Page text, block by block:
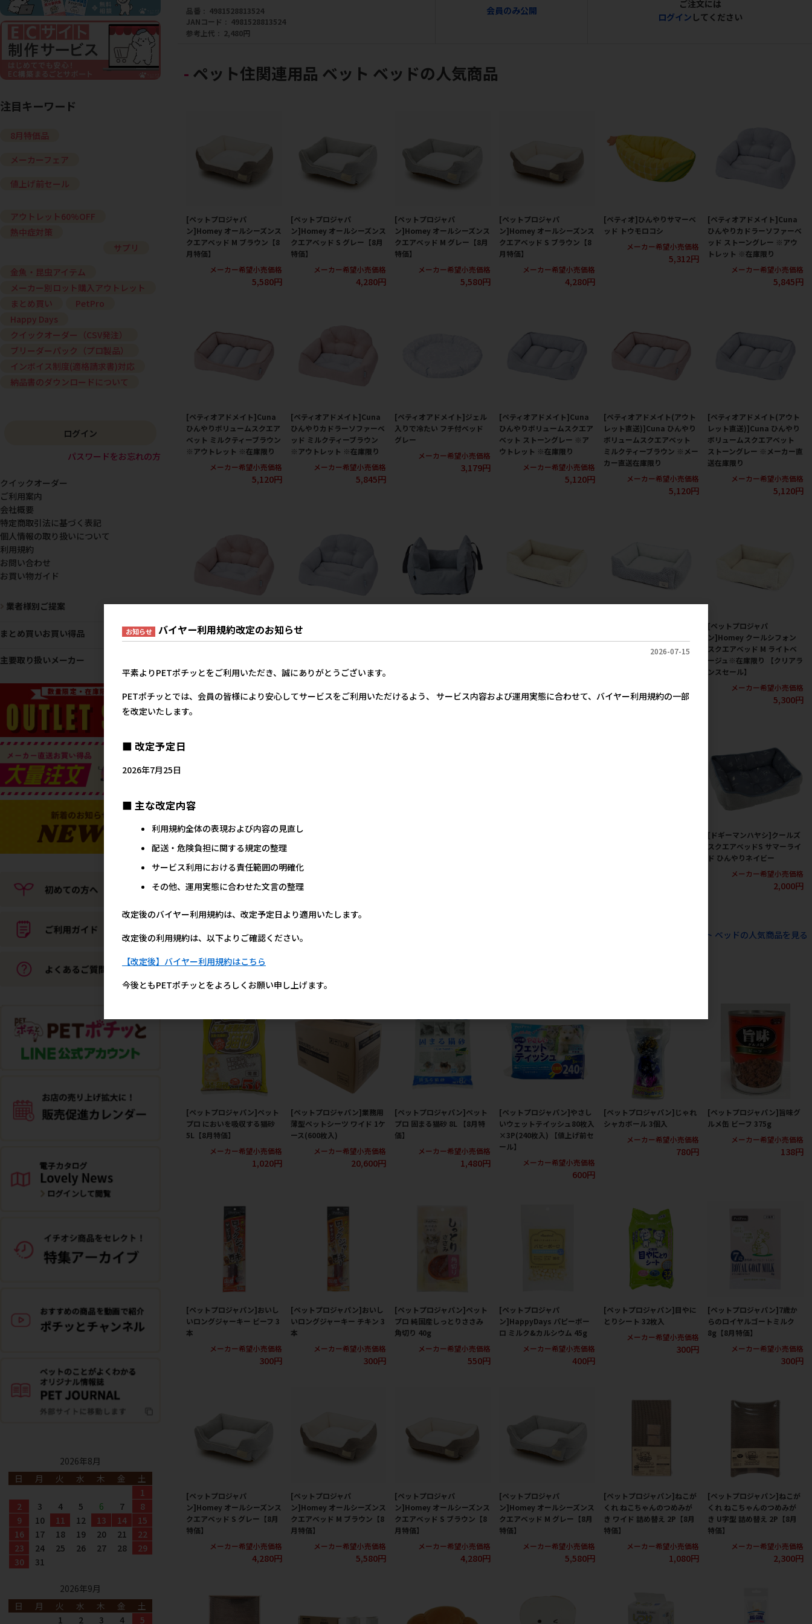
品番
4981528813524
JANコード
4981528813524
参考上代
2,480円
会員のみ公開
ご注文には
ログイン してください
ペット住関連用品 ベット ベッドの人気商品
[ペットプロジャパ
ン]Homey オールシーズンス
クエアベッド M ブラウン【8
月特価】
メーカー希望小売価格
5,580円
[ペットプロジャパ
ン]Homey オールシーズンス
クエアベッド S グレー【8月
特価】
メーカー希望小売価格
4,280円
[ペットプロジャパ
ン]Homey オールシーズンス
クエアベッド M グレー【8月
特価】
メーカー希望小売価格
5,580円
[ペットプロジャパ
ン]Homey オールシーズンス
クエアベッド S ブラウン【8
月特価】
メーカー希望小売価格
4,280円
[ペティオ]ひんやりサマーベ
ッド トウモロコシ
メーカー希望小売価格
5,312円
[ペティオアドメイト]Cuna
ひんやりカドラーソファーベ
ッド ストーングレー ※アウ
トレット ※在庫限り
メーカー希望小売価格
5,845円
[ペティオアドメイト]Cuna
ひんやりボリュームスクエア
ベット ミルクティーブラウン
※アウトレット ※在庫限り
メーカー希望小売価格
5,120円
[ペティオアドメイト]Cuna
ひんやりカドラーソファーベ
ッド ミルクティーブラウン
※アウトレット ※在庫限り
メーカー希望小売価格
5,845円
[ペティオアドメイト]ジェル
入りで冷たい フチ付ベッド
グレー
メーカー希望小売価格
3,179円
[ペティオアドメイト]Cuna
ひんやりボリュームスクエア
ベット ストーングレー ※ア
ウトレット ※在庫限り
メーカー希望小売価格
5,120円
[ペティオアドメイト(アウト
レット直送)]Cuna ひんやり
ボリュームスクエアベット
ミルクティーブラウン ※メー
カー直送在庫限り
メーカー希望小売価格
5,120円
[ペティオアドメイト(アウト
レット直送)]Cuna ひんやり
ボリュームスクエアベット
ストーングレー ※メーカー直
送在庫限り
メーカー希望小売価格
5,120円
[ペティオアドメイト(アウト
レット直送)]Cuna ひんやり
ー直送在庫限り
5,845円
[ペティオアドメイト(アウト
レット直送)]Cuna ひんやり
在庫限り
5,845円 4,000円
スクエアベッド M スモーキ
5,300円
[ペットプロジャパ
ン]Homey クールシフォン
スクエアベッド M ライトベ
ージュ※在庫限り 【クリアラ
ンスセール】
メーカー希望小売価格
5,300円
[ペットプロジャパ
ン]Homey おひるねスクエ
り 【クリアランスセール】
メーカー希望小売価格
[ペットプロジャパ
ブルー※在庫限り 【クリア
ランスセール】
[ドギーマンハヤシ]クールズ
スクエアベッドS サマーライ
ド ひんやりネイビー
メーカー希望小売価格
2,000円
すべてのペット住関連用品 ベット ベッドの人気商品を見る
ペットプロジャパンの人気商品
[ペットプロジャパン]ペット
プロ においを吸収する猫砂
5L【8月特価】
メーカー希望小売価格
1,020円
[ペットプロジャパン]業務用
薄型ペットシーツ ワイド 1ケ
ース(600枚入)
メーカー希望小売価格
20,600円
[ペットプロジャパン]ペット
プロ 固まる猫砂 8L 【8月特
価】
メーカー希望小売価格
1,480円
[ペットプロジャパン]やさし
いウェットテイッシュ80枚入
×3P(240枚入) 【値上げ前セ
ール】
メーカー希望小売価格
600円
[ペットプロジャパン]じゃれ
シャカボール 3個入
メーカー希望小売価格
780円
[ペットプロジャパン]旨味グ
ルメ缶 ビーフ 375g
メーカー希望小売価格
138円
[ペットプロジャパン]おいし
いロングジャーキー ビーフ 3
本
メーカー希望小売価格
300円
[ペットプロジャパン]おいし
いロングジャーキー チキン 3
本
メーカー希望小売価格
300円
[ペットプロジャパン]ペット
プロ 純国産しっとりささみ
角切り 40g
メーカー希望小売価格
550円
[ペットプロジャパ
ン]HappyDays パピーボー
ロ ミルク&カルシウム 45g
メーカー希望小売価格
400円
[ペットプロジャパン]目やに
とりシート 32枚入
メーカー希望小売価格
300円
[ペットプロジャパン]7歳か
らのロイヤルゴートミルク
8g【8月特価】
メーカー希望小売価格
300円
[ペットプロジャパ
ン]Homey オールシーズンス
クエアベッド S グレー【8月
特価】
メーカー希望小売価格
4,280円
[ペットプロジャパ
ン]Homey オールシーズンス
クエアベッド M ブラウン【8
月特価】
メーカー希望小売価格
5,580円
[ペットプロジャパ
ン]Homey オールシーズンス
クエアベッド S ブラウン【8
月特価】
メーカー希望小売価格
4,280円
[ペットプロジャパ
ン]Homey オールシーズンス
クエアベッド M グレー【8月
特価】
メーカー希望小売価格
5,580円
[ペットプロジャパン]ねこが
くれ ねこちゃんのつめみが
き ワイド 詰め替え 2P【8月
特価】
メーカー希望小売価格
1,080円
[ペットプロジャパン]ねこが
くれ ねこちゃんのつめみが
き U字型 詰め替え 2P【8月
特価】
メーカー希望小売価格
2,300円
注目キーワード
8月特価品
メーカーフェア
値上げ前セール
アウトレット60%OFF
熱中症対策
サプリ
金魚・昆虫アイテム
メーカー別ロット購入アウトレット
まとめ買い
PetPro
Happy Days
クイックオーダー（CSV発注）
ブリーダーパック（プロ製品）
インボイス制度(適格請求書)対応
納品書のダウンロードについて
ログイン
パスワードをお忘れの方
クイックオーダー
ご利用案内
会社概要
特定商取引法に基づく表記
個人情報の取り扱いについて
利用規約
お問い合わせ
お買い物ガイド
業者様別ご提案
まとめ買いお買い得品
主要取り扱いメーカー
2026年8月
日
月 火 水 木 金
土
1
2
3 4 5 6 7
8
9
10 11 12 13 14
15
16
17 18 19 20 21
22
23
24 25 26 27 28
29
30
31
2026年9月
日
月 火 水 木 金
土
1
2 3 4 5
お知らせ バイヤー利用規約改定のお知らせ
2026-07-15
平素よりPETポチッとをご利用いただき、誠にありがとうございます。
PETポチッとでは、会員の皆様により安心してサービスをご利用いただけるよう、 サービス内容および運用実態に合わせて、バイヤー利用規約の一部
を改定いたします。
■ 改定予定日
2026年7月25日
■ 主な改定内容
利用規約全体の表現および内容の見直し
配送・危険負担に関する規定の整理
サービス利用における責任範囲の明確化
その他、運用実態に合わせた文言の整理
改定後のバイヤー利用規約は、改定予定日より適用いたします。
改定後の利用規約は、以下よりご確認ください。
【改定後】バイヤー利用規約はこちら
今後ともPETポチッとをよろしくお願い申し上げます。